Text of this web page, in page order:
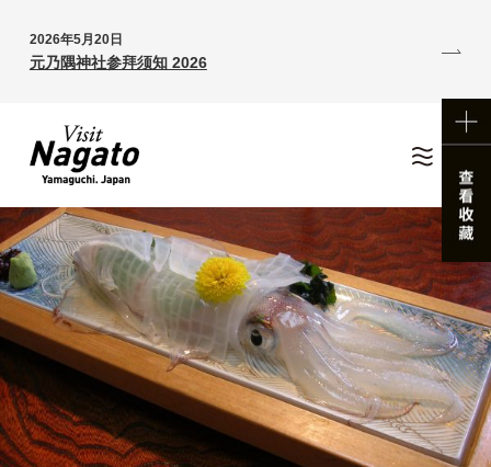
2026年5月20日
元乃隅神社参拜须知 2026